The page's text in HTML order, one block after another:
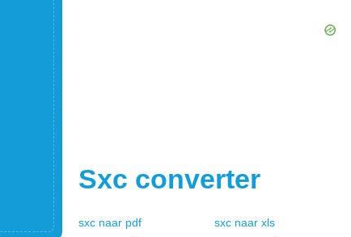
Sxc converter
sxc naar pdf sxc naar xls